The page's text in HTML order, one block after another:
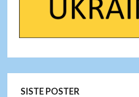
SISTE POSTER